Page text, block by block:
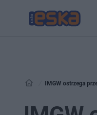
IMGW ostrzega